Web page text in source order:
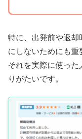
特に、出発前や返却
にしないためにも重
それを実際に使っ
りがたいです。